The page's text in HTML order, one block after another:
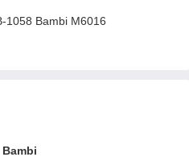
1058 Bambi M6016
Bambi